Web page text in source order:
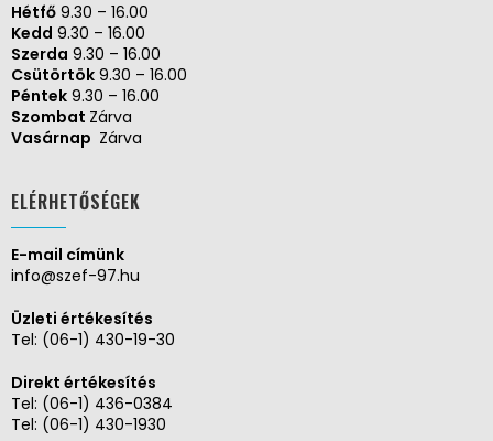
Hétfő 9.30 – 16.00
Kedd 9.30 – 16.00
Szerda 9.30 – 16.00
Csütörtök 9.30 – 16.00
Péntek 9.30 – 16.00
Szombat Zárva
Vasárnap Zárva
ELÉRHETŐSÉGEK
E-mail címünk
info@szef-97.hu
Üzleti értékesítés
Tel: (06-1) 430-19-30
Direkt értékesítés
Tel: (06-1) 436-0384
Tel: (06-1) 430-1930